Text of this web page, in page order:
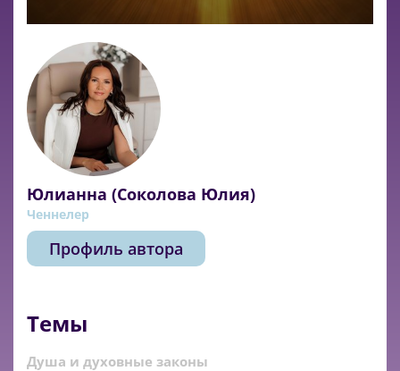
Юлианна (Соколова Юлия)
Ченнелер
Профиль автора
Темы
Душа и духовные законы